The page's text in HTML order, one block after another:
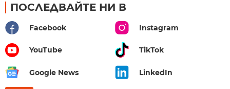
ПОСЛЕДВАЙТЕ НИ В
Facebook Instagram
YouTube TikTok
Google News LinkedIn